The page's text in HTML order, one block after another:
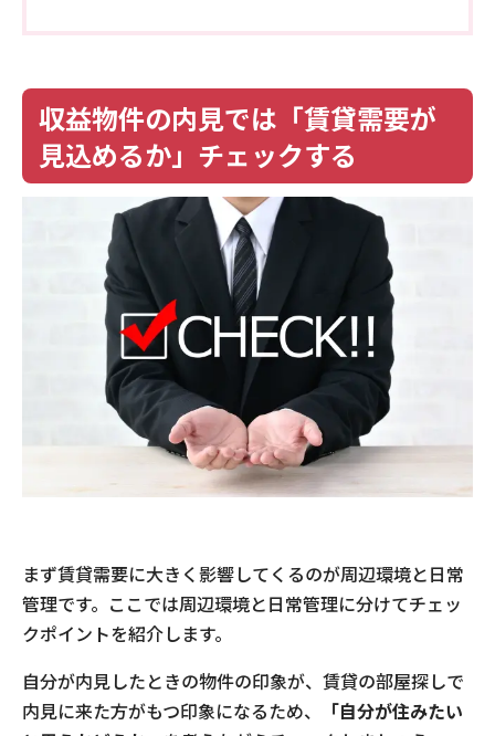
収益物件の内見では「賃貸需要が
見込めるか」チェックする
まず賃貸需要に大きく影響してくるのが周辺環境と日常
管理です。ここでは周辺環境と日常管理に分けてチェッ
クポイントを紹介します。
自分が内見したときの物件の印象が、賃貸の部屋探しで
内見に来た方がもつ印象になるため、
「自分が住みたい